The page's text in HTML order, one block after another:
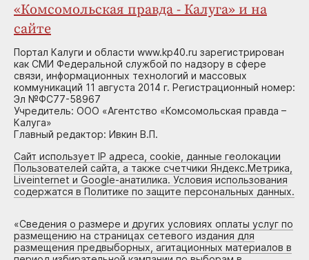
«Комсомольская правда - Калуга» и на
сайте
Портал Калуги и области www.kp40.ru зарегистрирован
как СМИ Федеральной службой по надзору в сфере
связи, информационных технологий и массовых
коммуникаций 11 августа 2014 г. Регистрационный номер:
Эл №ФС77-58967
Учредитель: ООО «Агентство «Комсомольская правда –
Калуга»
Главный редактор: Ивкин В.П.
Сайт использует IP адреса, cookie, данные геолокации
Пользователей сайта, а также счетчики Яндекс.Метрика,
Liveinternet и Google-анатилика. Условия использования
содержатся в Политике по защите персональных данных.
«Сведения о размере и других условиях оплаты услуг по
размещению на страницах сетевого издания для
размещения предвыборных, агитационных материалов в